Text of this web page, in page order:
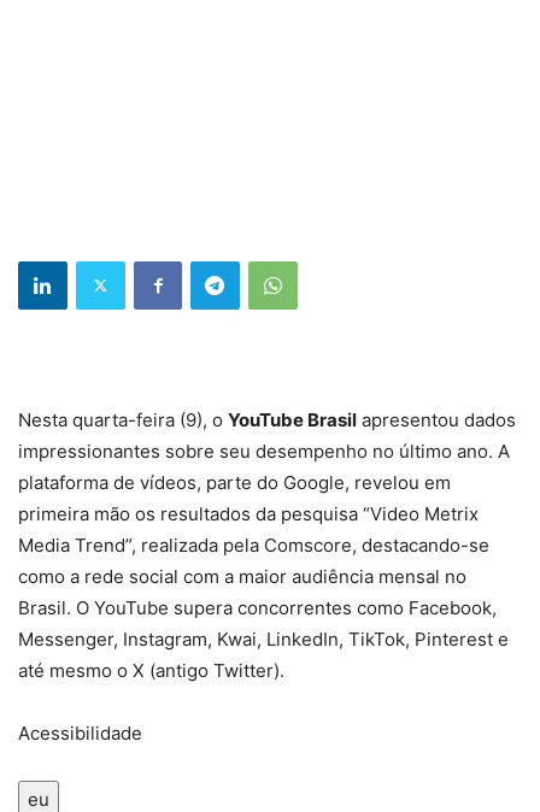
Nesta quarta-feira (9), o YouTube Brasil apresentou dados
impressionantes sobre seu desempenho no último ano. A
plataforma de vídeos, parte do Google, revelou em
primeira mão os resultados da pesquisa “Video Metrix
Media Trend”, realizada pela Comscore, destacando-se
como a rede social com a maior audiência mensal no
Brasil. O YouTube supera concorrentes como Facebook,
Messenger, Instagram, Kwai, LinkedIn, TikTok, Pinterest e
até mesmo o X (antigo Twitter).
Acessibilidade
eu